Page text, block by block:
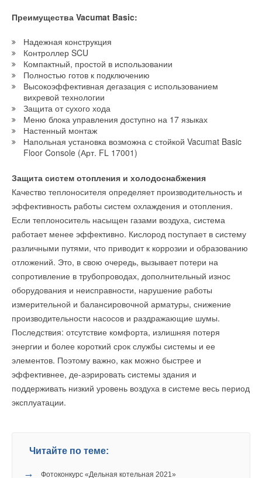
Преимущества Vacumat Basic:
Надежная конструкция
Контроллер SCU
Компактный, простой в использовании
Полностью готов к подключению
Высокоэффективная дегазация с использованием
вихревой технологии
Защита от сухого хода
Меню блока управления доступно на 17 языках
Настенный монтаж
Напольная установка возможна с стойкой Vacumat Basic
Floor Console (Арт. FL 17001)
Защита систем отопления и холодоснабжения
Качество теплоносителя определяет производительность и
эффективность работы систем охлаждения и отопления.
Если теплоноситель насыщен газами воздуха, система
работает менее эффективно. Кислород поступает в систему
различными путями, что приводит к коррозии и образованию
отложений. Это, в свою очередь, вызывает потери на
сопротивление в трубопроводах, дополнительный износ
оборудования и неисправности, нарушение работы
измерительной и балансировочной арматуры, снижение
производительности насосов и раздражающие шумы.
Последствия: отсутствие комфорта, излишняя потеря
энергии и более короткий срок службы системы и ее
элементов. Поэтому важно, как можно быстрее и
эффективнее, де-аэрировать системы здания и
поддерживать низкий уровень воздуха в системе весь период
эксплуатации.
Читайте по теме:
→ Фотоконкурс «Дельная котельная 2021»
Добавить комментарий
Ваш E-mail *
→
Назначение Алексея Мишукова на должность
→
Илья Евгеньевич Сапожников назначен генеральным
директором «БДР Термия Рус»
НОВОСТИ СОК 15 ИЮНЯ 2026
→
Доброград: инженерия счастья с надежными решениями
от BAXI
НОВОСТИ СОК 8 МАЯ 2026
→ «Умная» мини-котельная BAXI AMPERA Plus
НОВОСТИ СОК 28 АПРЕЛЯ 2026
→
Грамотная стратегия как основной фактор успеха
бизнеса
→
Запуск новых разделов «Объекты с оборудованием BAXI
и De Dietrich»
Уведомления отключены
Комментарии
В этой теме еще нет комментариев
Добавить комментарий
Ваше имя *
Ваш E-mail *